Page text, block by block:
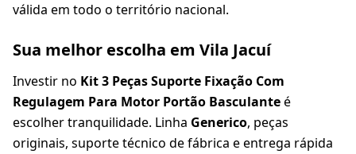
válida em todo o território nacional.
Sua melhor escolha em Vila Jacuí
Investir no Kit 3 Peças Suporte Fixação Com
Regulagem Para Motor Portão Basculanteé
escolher tranquilidade. Linha Generico, peças
originais, suporte técnico de fábrica e entrega rápida